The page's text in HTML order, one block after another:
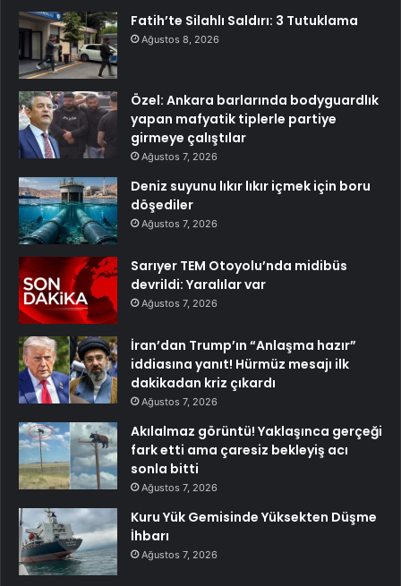
Fatih’te Silahlı Saldırı: 3 Tutuklama
Ağustos 8, 2026
Özel: Ankara barlarında bodyguardlık
yapan mafyatik tiplerle partiye
girmeye çalıştılar
Ağustos 7, 2026
Deniz suyunu lıkır lıkır içmek için boru
döşediler
Ağustos 7, 2026
Sarıyer TEM Otoyolu’nda midibüs
devrildi: Yaralılar var
Ağustos 7, 2026
İran’dan Trump’ın “Anlaşma hazır”
iddiasına yanıt! Hürmüz mesajı ilk
dakikadan kriz çıkardı
Ağustos 7, 2026
Akılalmaz görüntü! Yaklaşınca gerçeği
fark etti ama çaresiz bekleyiş acı
sonla bitti
Ağustos 7, 2026
Kuru Yük Gemisinde Yüksekten Düşme
İhbarı
Ağustos 7, 2026